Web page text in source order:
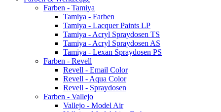
Farben - Tamiya
Tamiya - Farben
Tamiya - Lacquer Paints LP
Tamiya - Acryl Spraydosen TS
Tamiya - Acryl Spraydosen AS
Tamiya - Lexan Spraydosen PS
Farben - Revell
Revell - Email Color
Revell - Aqua Color
Revell - Spraydosen
Farben - Vallejo
Vallejo - Model Air